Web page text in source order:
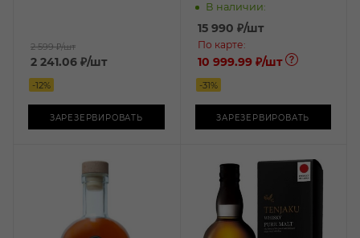
2 599 ₽/шт
2 241.06 ₽/шт
-12%
ЗАРЕЗЕРВИРОВАТЬ
В наличии:
15 990 ₽/шт
По карте:
10 999.99 ₽/шт
-31%
ЗАРЕЗЕРВИРОВАТЬ